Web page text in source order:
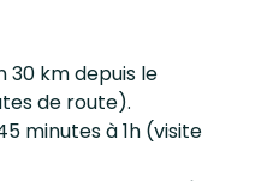
30 km depuis le
de route).
minutes à 1h (visite